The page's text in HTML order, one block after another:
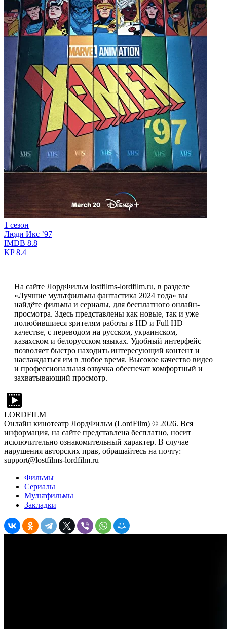
1 сезон
Люди Икс ’97
IMDB 8.8
KP8.4
На сайте ЛордФильм lostfilms-lordfilm.ru, в разделе
«Лучшие мультфильмы фантастика 2024 года» вы
найдёте фильмы и сериалы, для бесплатного онлайн-
просмотра. Здесь представлены как новые, так и уже
полюбившиеся зрителям работы в HD и Full HD
качестве, с переводом на русском, украинском,
казахском и белорусском языках. Удобный интерфейс
позволяет быстро находить интересующий контент и
наслаждаться им в любое время. Высокое качество видео
и профессиональная озвучка обеспечат комфортный и
захватывающий просмотр.
LORDFILM
Онлайн кинотеатр ЛордФильм (LordFilm) © 2026. Вся
информация, на сайте представлена бесплатно, носит
исключительно ознакомительный характер. В случае
нарушения авторских прав, обращайтесь на почту:
support@lostfilms-lordfilm.ru
Фильмы
Сериалы
Мультфильмы
Закладки